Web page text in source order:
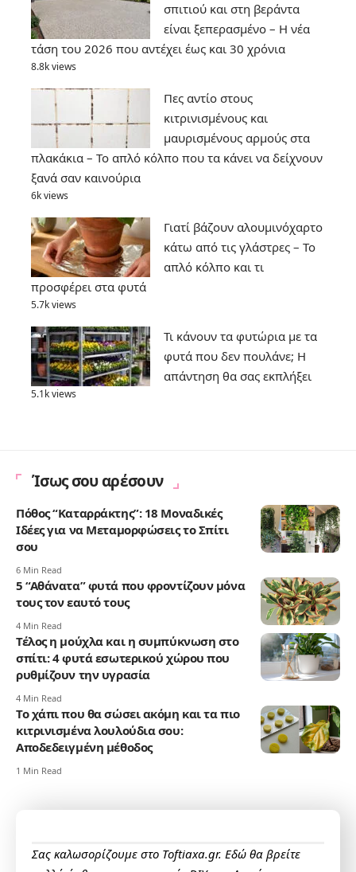
σπιτιού και στη βεράντα
είναι ξεπερασμένο – Η νέα
τάση του 2026 που αντέχει έως και 30 χρόνια
8.8k views
Πες αντίο στους
κιτρινισμένους και
μαυρισμένους αρμούς στα
πλακάκια – Το απλό κόλπο που τα κάνει να δείχνουν
ξανά σαν καινούρια
6k views
Γιατί βάζουν αλουμινόχαρτο
κάτω από τις γλάστρες – Το
απλό κόλπο και τι
προσφέρει στα φυτά
5.7k views
Τι κάνουν τα φυτώρια με τα
φυτά που δεν πουλάνε; Η
απάντηση θα σας εκπλήξει
5.1k views
Ίσως σου αρέσουν
Πόθος “Καταρράκτης”: 18 Μοναδικές
Ιδέες για να Μεταμορφώσεις το Σπίτι
σου
6 Min Read
5 “Αθάνατα” φυτά που φροντίζουν μόνα
τους τον εαυτό τους
4 Min Read
Τέλος η μούχλα και η συμπύκνωση στο
σπίτι: 4 φυτά εσωτερικού χώρου που
ρυθμίζουν την υγρασία
4 Min Read
Το χάπι που θα σώσει ακόμη και τα πιο
κιτρινισμένα λουλούδια σου:
Αποδεδειγμένη μέθοδος
1 Min Read
Σας καλωσορίζουμε στο Toftiaxa.gr. Εδώ θα βρείτε